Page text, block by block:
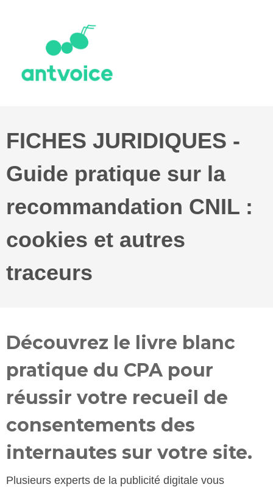
FICHES JURIDIQUES -
Guide pratique sur la
recommandation CNIL :
cookies et autres
traceurs
Découvrez le livre blanc
pratique du CPA pour
réussir votre recueil de
consentements des
internautes sur votre site.
Plusieurs experts de la publicité digitale vous